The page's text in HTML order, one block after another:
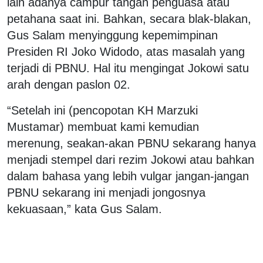
petahana saat ini. Bahkan, secara blak-blakan,
Gus Salam menyinggung kepemimpinan
Presiden RI Joko Widodo, atas masalah yang
terjadi di PBNU. Hal itu mengingat Jokowi satu
arah dengan paslon 02.
“Setelah ini (pencopotan KH Marzuki
Mustamar) membuat kami kemudian
merenung, seakan-akan PBNU sekarang hanya
menjadi stempel dari rezim Jokowi atau bahkan
dalam bahasa yang lebih vulgar jangan-jangan
PBNU sekarang ini menjadi jongosnya
kekuasaan,” kata Gus Salam.